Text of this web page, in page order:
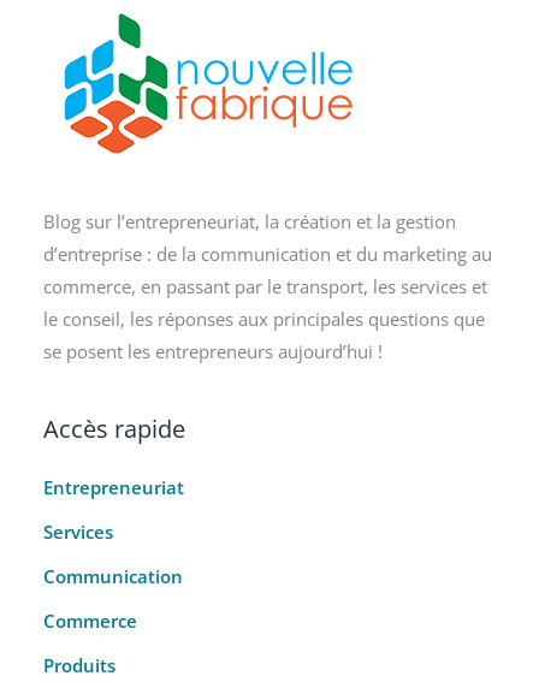
Blog sur l’entrepreneuriat, la création et la gestion
d’entreprise : de la communication et du marketing au
commerce, en passant par le transport, les services et
le conseil, les réponses aux principales questions que
se posent les entrepreneurs aujourd’hui !
Accès rapide
Entrepreneuriat
Services
Communication
Commerce
Produits